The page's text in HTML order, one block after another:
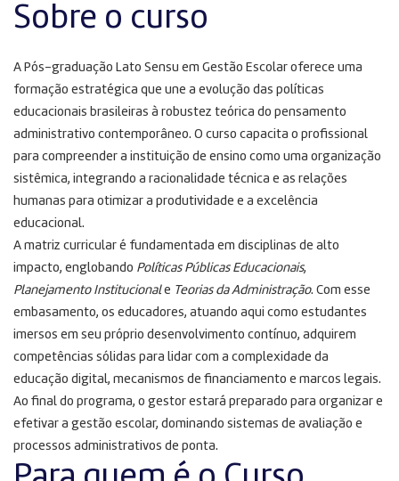
Sobre o curso
A Pós-graduação Lato Sensu em Gestão Escolar oferece uma
formação estratégica que une a evolução das políticas
educacionais brasileiras à robustez teórica do pensamento
administrativo contemporâneo. O curso capacita o profissional
para compreender a instituição de ensino como uma organização
sistêmica, integrando a racionalidade técnica e as relações
humanas para otimizar a produtividade e a excelência
educacional.
A matriz curricular é fundamentada em disciplinas de alto
impacto, englobando Políticas Públicas Educacionais,
Planejamento Institucionale Teorias da Administração. Com esse
embasamento, os educadores, atuando aqui como estudantes
imersos em seu próprio desenvolvimento contínuo, adquirem
competências sólidas para lidar com a complexidade da
educação digital, mecanismos de financiamento e marcos legais.
Ao final do programa, o gestor estará preparado para organizar e
efetivar a gestão escolar, dominando sistemas de avaliação e
processos administrativos de ponta.